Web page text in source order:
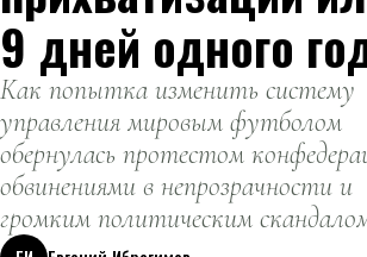
9 дней одного
Как попытка изменить систему
управления мировым футболом
обернулась протестом
обвинениями в непрозрачности и
громким политическим